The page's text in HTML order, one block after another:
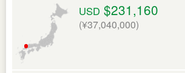
USD $231,160
(¥37,040,000)